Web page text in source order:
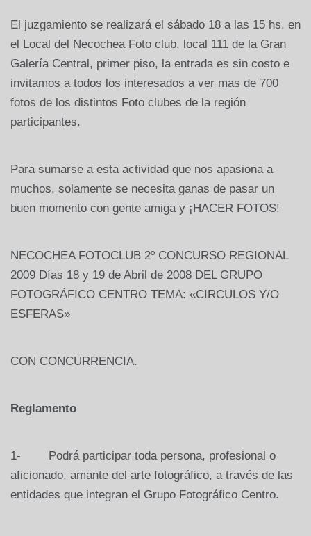
El juzgamiento se realizará el sábado 18 a las 15 hs. en
el Local del Necochea Foto club, local 111 de la Gran
Galería Central, primer piso, la entrada es sin costo e
invitamos a todos los interesados a ver mas de 700
fotos de los distintos Foto clubes de la región
participantes.
Para sumarse a esta actividad que nos apasiona a
muchos, solamente se necesita ganas de pasar un
buen momento con gente amiga y ¡HACER FOTOS!
NECOCHEA FOTOCLUB 2º CONCURSO REGIONAL
2009 Días 18 y 19 de Abril de 2008 DEL GRUPO
FOTOGRÁFICO CENTRO TEMA: «CIRCULOS Y/O
ESFERAS»
CON CONCURRENCIA.
Reglamento
1- Podrá participar toda persona, profesional o
aficionado, amante del arte fotográfico, a través de las
entidades que integran el Grupo Fotográfico Centro.